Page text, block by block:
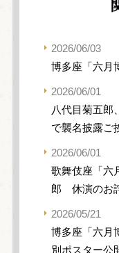
2026/06/03
博多座「六月
2026/06/01
八代目菊五郎
で襲名披露ご
2026/06/01
歌舞伎座「六
郎 休演のお
2026/05/21
博多座「六月
別ポスター公